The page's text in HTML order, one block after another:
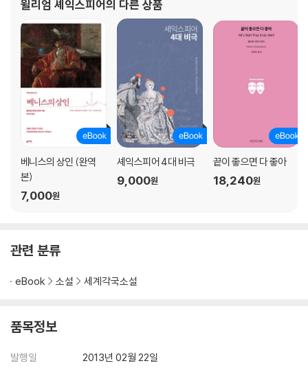
윌리엄 셰익스피어의 다른 상품
베니스의 상인 (완역
본)
7,000원
셰익스피어 4대 비극
9,000원
끝이 좋으면 다 좋아
18,240원
관련 분류
eBook 소설 세계각국소설
품목정보
발행일
2013년 02월 22일